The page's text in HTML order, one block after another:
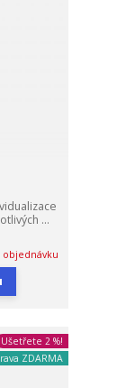
...
objednávku
Ušetřete 2 %!
ZDARMA